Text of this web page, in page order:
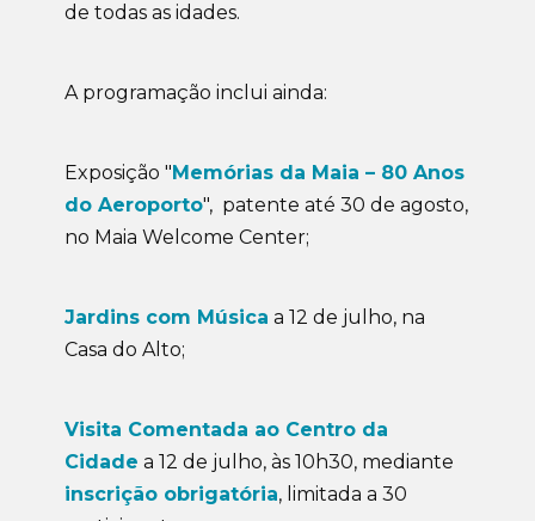
de todas as idades.
A programação inclui ainda:
Exposição "Memórias da Maia – 80 Anos
do Aeroporto", patente até 30 de agosto,
no Maia Welcome Center;
Jardins com Música a 12 de julho, na
Casa do Alto;
Visita Comentada ao Centro da
Cidade a 12 de julho, às 10h30, mediante
inscrição obrigatória, limitada a 30